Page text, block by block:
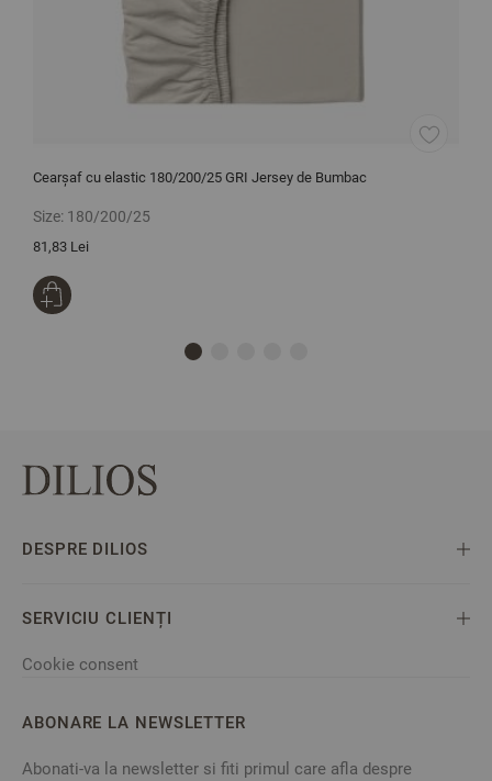
Cearșaf cu elastic 180/200/25 GRI Jersey de Bumbac
Size: 180/200/25
81,83 Lei
DESPRE DILIOS
SERVICIU CLIENȚI
Cookie consent
ABONARE LA NEWSLETTER
Abonati-va la newsletter si fiti primul care afla despre